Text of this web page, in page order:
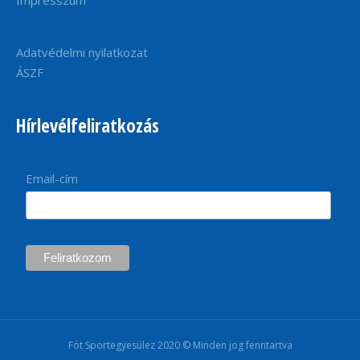
Adatvédelmi nyilatkozat
ÁSZF
Hírlevélfeliratkozás
Email-cím
Fót Sportegyesülez 2020 © Minden jog fenntartva